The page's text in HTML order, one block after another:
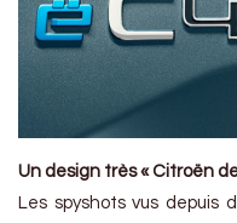
Un design très « Citroën
Les spyshots vus depuis